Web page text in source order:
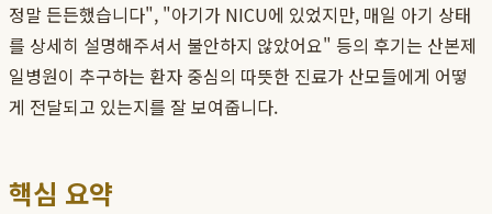
정말 든든했습니다", "아기가 NICU에 있었지만, 매일 아기 상태
를 상세히 설명해주셔서 불안하지 않았어요" 등의 후기는 산본제
일병원이 추구하는 환자 중심의 따뜻한 진료가 산모들에게 어떻
게 전달되고 있는지를 잘 보여줍니다.
핵심 요약